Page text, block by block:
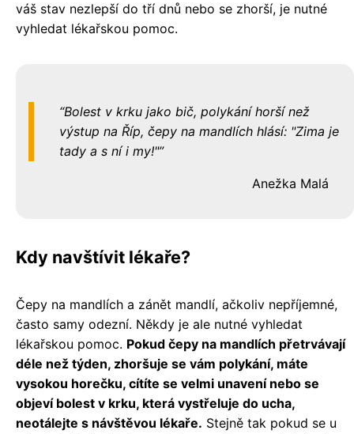
váš stav nezlepší do tří dnů nebo se zhorší, je nutné
vyhledat lékařskou pomoc.
Bolest v krku jako bič, polykání horší než
výstup na Říp, čepy na mandlích hlásí: "Zima je
tady a s ní i my!"
Anežka Malá
Kdy navštívit lékaře?
Čepy na mandlích a zánět mandlí, ačkoliv nepříjemné,
často samy odezní. Někdy je ale nutné vyhledat
lékařskou pomoc. Pokud čepy na mandlích přetrvávají
déle než týden, zhoršuje se vám polykání, máte
vysokou horečku, cítíte se velmi unavení nebo se
objeví bolest v krku, která vystřeluje do ucha,
neotálejte s návštěvou lékaře. Stejně tak pokud se u